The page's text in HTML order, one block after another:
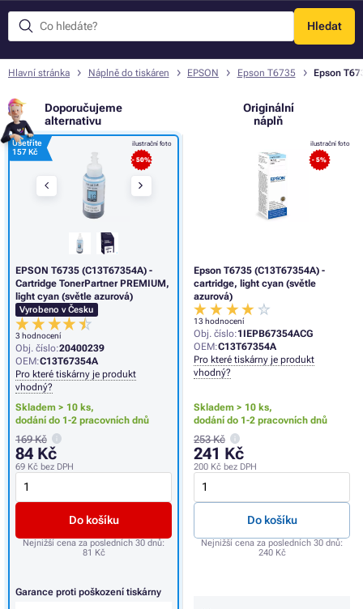
Hledat
Menu
Hlavní stránka Náplně do tiskáren EPSON Epson T6735 Epson
Doporučujeme
alternativu
Originální
náplň
ilustrační foto
- 5%
Epson T6735 (C13T67354A) -
cartridge, light cyan (světle
azurová)
13 hodnocení
Obj. číslo:1IEPB67354ACG
OEM:C13T67354A
Pro které tiskárny je produkt
vhodný?
Skladem > 10 ks,
dodání do 1-2 pracovních dnů
253 Kč
241 Kč
200 Kč bez DPH
Do košíku
Nejnižší cena za posledních 30 dnů:
240 Kč
ilustrační foto
- 50%
Ušetříte
157 Kč
EPSON T6735 (C13T67354A) -
Cartridge TonerPartner PREMIUM,
light cyan (světle azurová)
Vyrobeno v Česku
3 hodnocení
Obj. číslo:20400239
OEM:C13T67354A
Pro které tiskárny je produkt
vhodný?
Skladem > 10 ks,
dodání do 1-2 pracovních dnů
169 Kč
84 Kč
69 Kč bez DPH
Do košíku
Nejnižší cena za posledních 30 dnů:
81 Kč
Garance proti poškození tiskárny